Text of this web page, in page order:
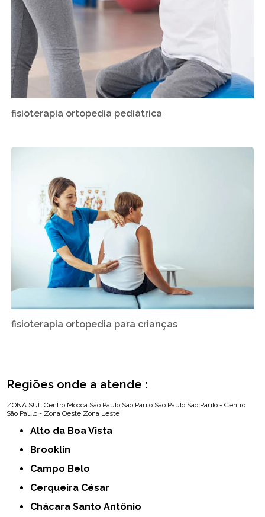
fisioterapia ortopedia pediátrica
fisioterapia ortopedia para crianças
Regiões onde a atende :
ZONA SUL Centro Mooca São Paulo São Paulo São Paulo São Paulo - Centro
São Paulo - Zona Oeste Zona Leste
Alto da Boa Vista
Brooklin
Campo Belo
Cerqueira César
Chácara Santo Antônio